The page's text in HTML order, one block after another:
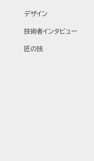
デザイン
技術者インタビュー
匠の技